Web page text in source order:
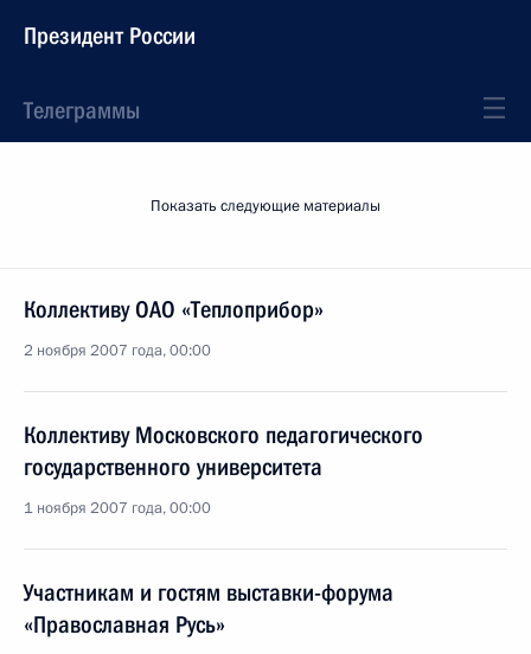
Президент России
Телеграммы
Показать следующие материалы
Коллективу ОАО «Теплоприбор»
2 ноября 2007 года, 00:00
Коллективу Московского педагогического
государственного университета
1 ноября 2007 года, 00:00
Участникам и гостям выставки-форума
«Православная Русь»